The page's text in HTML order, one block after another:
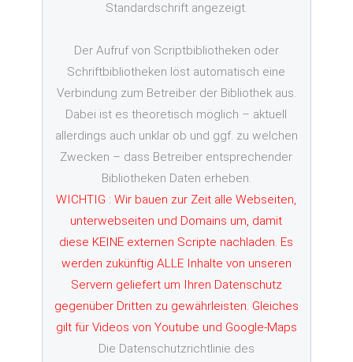
Standardschrift angezeigt.
Der Aufruf von Scriptbibliotheken oder
Schriftbibliotheken löst automatisch eine
Verbindung zum Betreiber der Bibliothek aus.
Dabei ist es theoretisch möglich – aktuell
allerdings auch unklar ob und ggf. zu welchen
Zwecken – dass Betreiber entsprechender
Bibliotheken Daten erheben.
WICHTIG : Wir bauen zur Zeit alle Webseiten,
unterwebseiten und Domains um, damit
diese KEINE externen Scripte nachladen. Es
werden zukünftig ALLE Inhalte von unseren
Servern geliefert um Ihren Datenschutz
gegenüber Dritten zu gewährleisten. Gleiches
gilt für Videos von Youtube und Google-Maps
Die Datenschutzrichtlinie des